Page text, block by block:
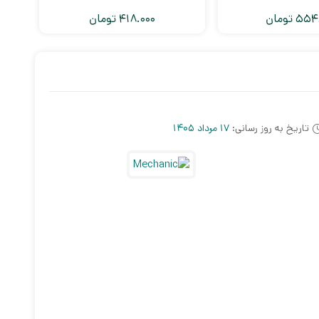
تومان 418.000 تومان
تاریخ به روز رسانی:17 مرداد 1405